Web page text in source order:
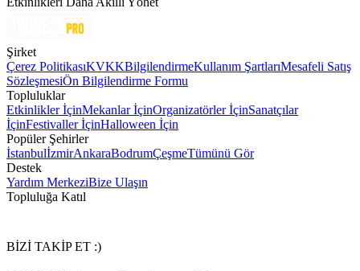
Şirket
Çerez PolitikasıKVKKBilgilendirmeKullanım ŞartlarıMesafeli Satış
SözleşmesiÖn Bilgilendirme Formu
Topluluklar
Etkinlikler İçinMekanlar İçinOrganizatörler İçinSanatçılar
İçinFestivaller İçinHalloween İçin
Popüler Şehirler
İstanbulİzmirAnkaraBodrumÇeşmeTümünü Gör
Destek
Yardım MerkeziBize Ulaşın
Topluluğa Katıl
BİZİ TAKİP ET :)